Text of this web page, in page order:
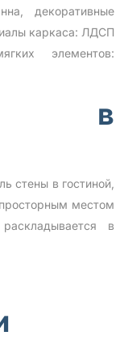
декоративные
каркаса: ЛДСП
элементов:
в
стены в гостиной,
местом
в